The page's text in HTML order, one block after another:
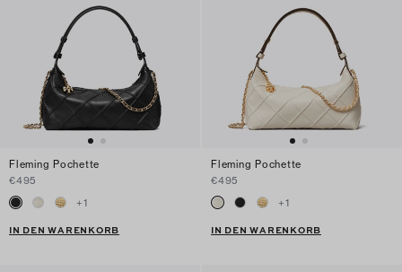
Fleming Pochette
€495
+1
IN DEN WARENKORB
Fleming Pochette
€495
+1
IN DEN WARENKORB